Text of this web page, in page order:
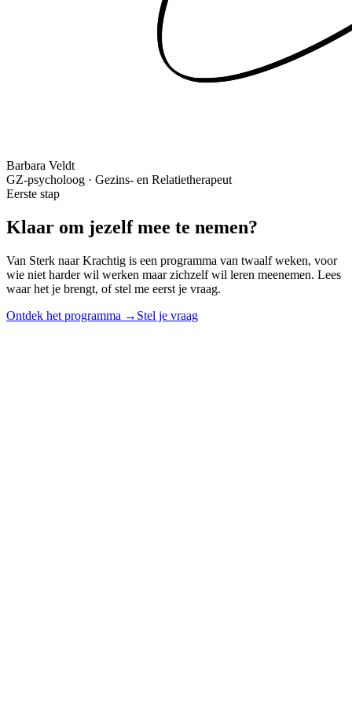
Barbara Veldt
GZ-psycholoog · Gezins- en Relatietherapeut
Eerste stap
Klaar om jezelfmee te nemen?
Van Sterk naar Krachtig is een programma van twaalf weken, voor
wie niet harder wil werken maar zichzelf wil leren meenemen. Lees
waar het je brengt, of stel me eerst je vraag.
Ontdek het programma → Stel je vraag